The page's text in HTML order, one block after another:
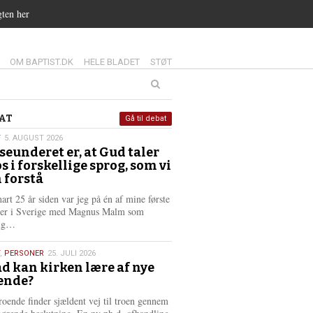
her
14.0:
OM BAPTIST.DK 15.0:
HELE BLADET 16.0:
STØT
5. AUGUST 2026
er, at Gud taler
i forskellige sprog, som vi
forstå
25 år siden var jeg på én af mine første
i Sverige med Magnus Malm som
s
m
e
r
e
, PERSONER 25. JULI 2026
kan kirken lære af nye
finder sjældent vej til troen gennem
Gå til debat